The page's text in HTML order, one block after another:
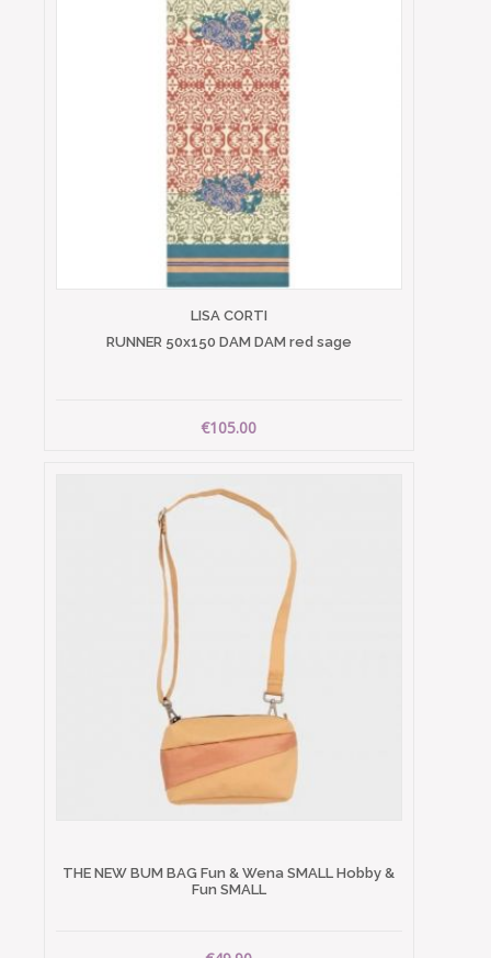
LISA CORTI
RUNNER 50x150 DAM DAM red sage
€105.00
THE NEW BUM BAG Fun & Wena SMALL Hobby &
Fun SMALL